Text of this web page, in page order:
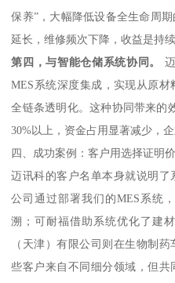
保养”，大幅降低设备全生命周
延长，维修频次下降，收益是持续
第四，与智能仓储系统协同。
MES系统深度集成，实现从原
全链条透明化。这种协同带来的
30%以上，资金占用显著减少，
四、成功案例：客户用选择证明
迈讯科的客户名单本身就说明
公司通过部署我们的MES系统
溯；可耐福借助系统优化了建
（天津）有限公司则在生物制
些客户来自不同细分领域，但